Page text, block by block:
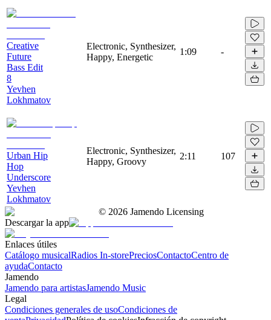
Creative
Future
Bass Edit
8
Yevhen
Lokhmatov
Electronic, Synthesizer,
Happy, Energetic
1:09 -
Urban Hip
Hop
Underscore
Yevhen
Lokhmatov
Electronic, Synthesizer,
Happy, Groovy
2:11 107
© 2026 Jamendo Licensing
Descargar la app
Enlaces útiles
Catálogo musicalRadios In-storePreciosContactoCentro de
ayudaContacto
Jamendo
Jamendo para artistasJamendo Music
Legal
Condiciones generales de usoCondiciones de